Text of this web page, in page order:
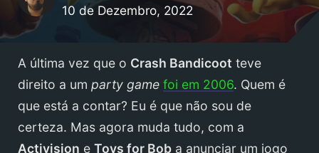
10 de Dezembro, 2022
A última vez que o Crash Bandicoot teve
direito a um party game foi em 2006. Quem é
que está a contar? Eu é que não sou de
certeza. Mas agora muda tudo, com a
Activision e Toys for Bob a anunciar um jogo